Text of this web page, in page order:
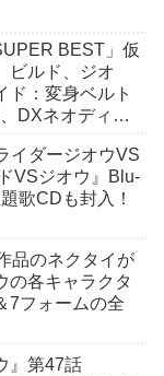
BEST」仮
ビルド、ジオ
ド：変身ベルト
DXネオディケ
イダージオウVS
VSジオウ』Blu-
歌CDも封入！
品のネクタイが
の各キャラクタ
7フォームの全
』第47話